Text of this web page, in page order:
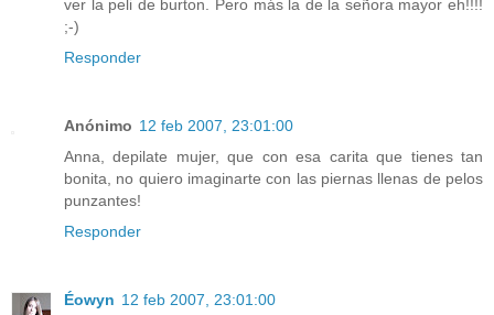
ver la peli de burton. Pero más la de la señora mayor eh!!!!
;-)
Responder
Anónimo 12 feb 2007, 23:01:00
Anna, depilate mujer, que con esa carita que tienes tan
bonita, no quiero imaginarte con las piernas llenas de pelos
punzantes!
Responder
Éowyn 12 feb 2007, 23:01:00